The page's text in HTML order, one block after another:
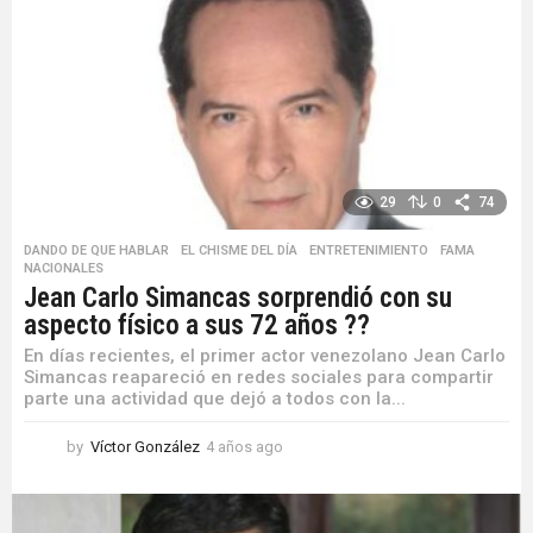
a
g
29 0 74
DANDO DE QUE HABLAR ,EL CHISME DEL DÍA ,ENTRETENIMIENTO ,FAMA
NACIONALES
Jean Carlo Simancas sorprendió con su
aspecto físico a sus 72 años ??
En días recientes, el primer actor venezolano Jean Carlo
Simancas reapareció en redes sociales para compartir
parte una actividad que dejó a todos con la...
by Víctor González 4 años ago
ñ
o